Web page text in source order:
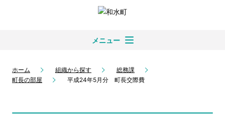
メニュー
ホーム 組織から探す
総務課
町長の部屋
平成24年5月分 町長交際費